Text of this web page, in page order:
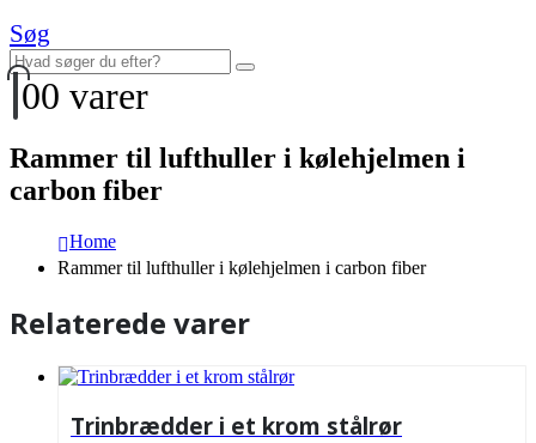
Søg
00 varer
Rammer til lufthuller i kølehjelmen i
carbon fiber
Home
Rammer til lufthuller i kølehjelmen i carbon fiber
Relaterede varer
Trinbrædder i et krom stålrør